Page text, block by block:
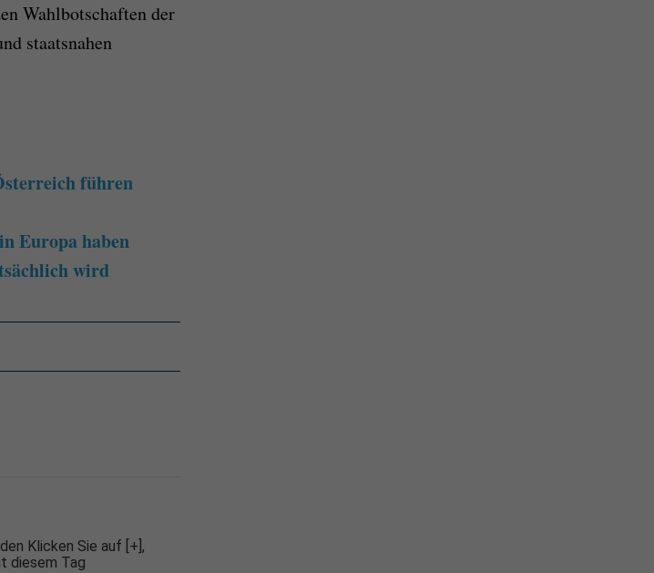
Wahlbotschaften der
staatsnahen
führen
Europa haben
wird
Klicken Sie auf [+],
diesem Tag